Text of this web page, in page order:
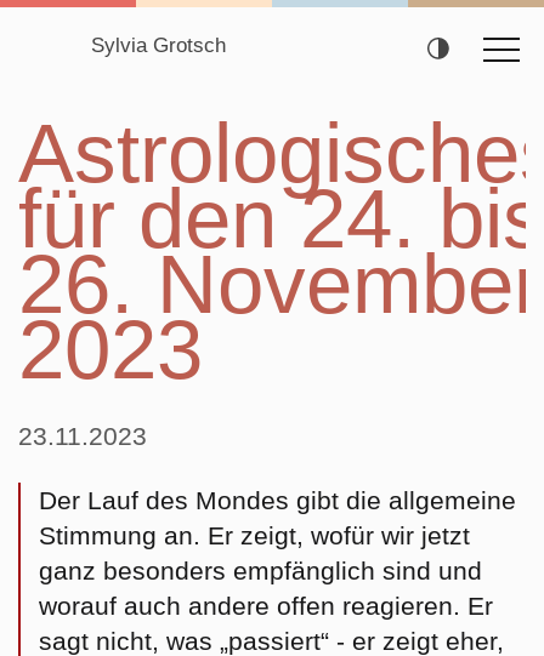
Sylvia Grotsch
Navigation
überspringen
für den 24. bis
26. November
2023
23.11.2023
Der Lauf des Mondes gibt die allgemeine
Stimmung an. Er zeigt, wofür wir jetzt
ganz besonders empfänglich sind und
worauf auch andere offen reagieren. Er
sagt nicht, was „passiert“ - er zeigt eher,